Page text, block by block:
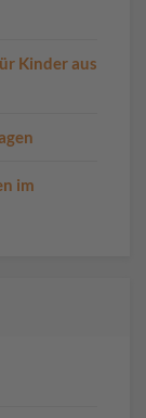
Kinder aus
im